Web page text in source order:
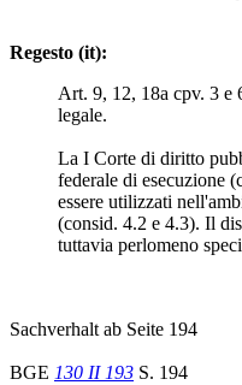
Regesto (it):
Art. 9, 12, 18a cpv. 3 e
legale.
La I Corte di diritto
federale di esecuzione
essere utilizzati
(consid. 4.2 e 4.3). Il
tuttavia perlomeno
Sachverhalt ab Seite 194
BGE 130 II 193 S. 194